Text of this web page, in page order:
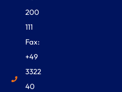
200
111
Fax:
+49
3322
40